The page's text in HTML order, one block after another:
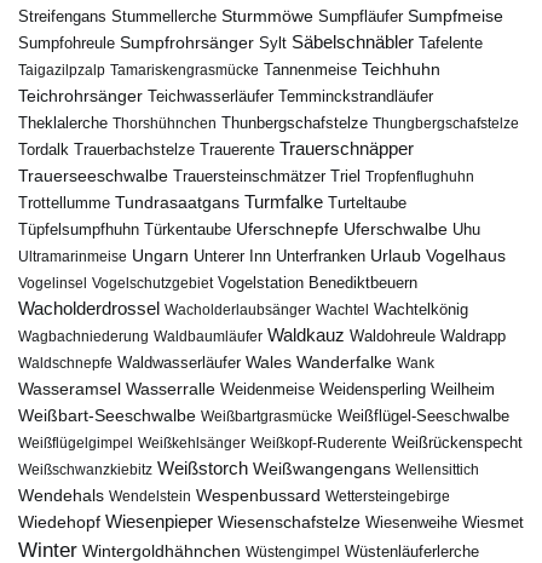
Streifengans Stummellerche Sturmmöwe Sumpfläufer Sumpfmeise
Sumpfohreule Sumpfrohrsänger Sylt Säbelschnäbler Tafelente
Taigazilpzalp Tamariskengrasmücke Tannenmeise Teichhuhn
Teichrohrsänger Teichwasserläufer Temminckstrandläufer
Theklalerche Thorshühnchen Thunbergschafstelze Thungbergschafstelze
Tordalk Trauerbachstelze Trauerente Trauerschnäpper
Trauerseeschwalbe Trauersteinschmätzer Triel Tropfenflughuhn
Trottellumme Tundrasaatgans Turmfalke Turteltaube
Tüpfelsumpfhuhn
Türkentaube Uferschnepfe Uferschwalbe Uhu
Ultramarinmeise Ungarn Unterer Inn Unterfranken Urlaub Vogelhaus
Vogelinsel Vogelschutzgebiet Vogelstation Benediktbeuern
Wacholderdrossel Wacholderlaubsänger Wachtel Wachtelkönig
Wagbachniederung Waldbaumläufer Waldkauz Waldohreule Waldrapp
Waldschnepfe Waldwasserläufer Wales Wanderfalke Wank
Wasseramsel Wasserralle Weidenmeise Weidensperling Weilheim
Weißbart-Seeschwalbe Weißbartgrasmücke Weißflügel-Seeschwalbe
Weißflügelgimpel Weißkehlsänger Weißkopf-Ruderente Weißrückenspecht
Weißschwanzkiebitz Weißstorch Weißwangengans Wellensittich
Wendehals Wendelstein Wespenbussard Wettersteingebirge
Wiedehopf Wiesenpieper Wiesenschafstelze Wiesenweihe Wiesmet
Winter Wintergoldhähnchen Wüstengimpel Wüstenläuferlerche